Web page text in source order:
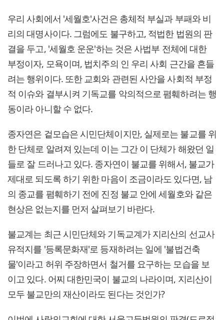
우리 사회에서 '세월호'사건은 총체적 부실과 부패와 비
리의 대명사이다. 그럼에도 불구하고, 적법한 법원의 판
결을 두고, '세월호 운운'하는 것은 사법부 전체에 대한
부정이자, 모욕이며, 법치주의 인 우리 사회 근간을 흔들
려는 행위이다. 또한 교회와 관련된 사안을 사회적 부정
적 이슈와 결부시켜 기독교를 악의적으로 폄훼하려는 행
동이라 아니할 수 없다.
종자연은 겉모습은 시민단체이지만, 실제로는 불교를 위
한 단체로 알려져 있는데 이는 그간 이 단체가 해왔던 일
들로 잘 드러나고 있다. 종자연이 불교를 위해서, 불교가
제대로 되도록 하기 위한 마음이 조금이라도 있다면, 남
의 종교를 폄훼하기 전에 진정 불교 안에 세월호와 같은
현상은 없는지를 먼저 살펴보기 바란다.
불교계는 최근 시민단체와 기독교계가 지리산의 선교사
유적지를 '등록문화재'로 등재하려는 일에 '불법건축
물'이라고 허위 주장하면서 철거를 요구하는 모습을 보
이고 있다. 어찌 대한민국이 불교의 나라이며, 지리산이
모두 불교만의 재산이라도 된다는 것인가?